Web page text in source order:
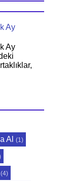
Ay
Ay
Al (1)
(4)